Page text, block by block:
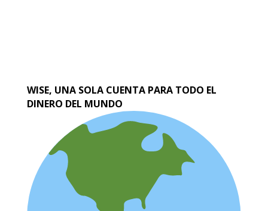
WISE, UNA SOLA CUENTA PARA TODO EL
DINERO DEL MUNDO